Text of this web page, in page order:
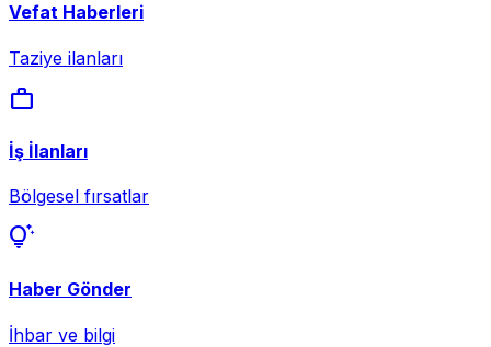
Vefat Haberleri
Taziye ilanları
work
İş İlanları
Bölgesel fırsatlar
tips_and_updates
Haber Gönder
İhbar ve bilgi